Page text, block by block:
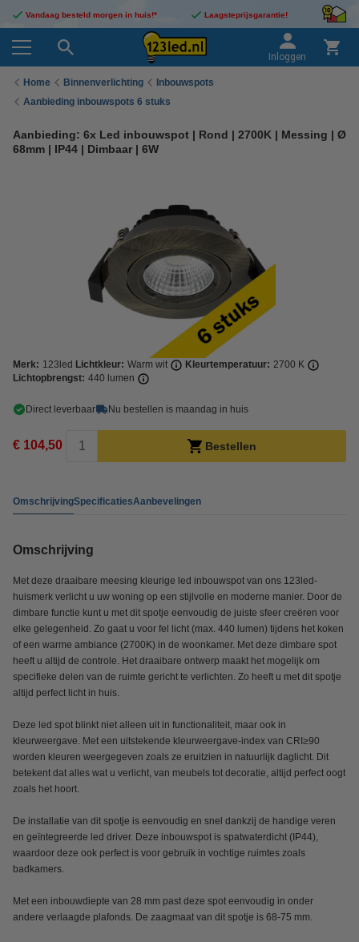
Vandaag besteld morgen in huis!* Laagsteprijsgarantie!
Inloggen
Home Binnenverlichting
Inbouwspots
Aanbieding inbouwspots 6 stuks
Aanbieding: 6x Led inbouwspot | Rond | 2700K | Messing | Ø
68mm | IP44 | Dimbaar | 6W
Merk: 123led Lichtkleur: Warm wit Kleurtemperatuur: 2700 K
Lichtopbrengst: 440 lumen
Direct leverbaar Nu bestellen is maandag in huis
€ 104,50 Bestellen
OmschrijvingSpecificatiesAanbevelingen
Omschrijving
Met deze draaibare meesing kleurige led inbouwspot van ons 123led-
huismerk verlicht u uw woning op een stijlvolle en moderne manier. Door de
dimbare functie kunt u met dit spotje eenvoudig de juiste sfeer creëren voor
elke gelegenheid. Zo gaat u voor fel licht (max. 440 lumen) tijdens het koken
of een warme ambiance (2700K) in de woonkamer. Met deze dimbare spot
heeft u altijd de controle. Het draaibare ontwerp maakt het mogelijk om
specifieke delen van de ruimte gericht te verlichten. Zo heeft u met dit spotje
altijd perfect licht in huis.
Deze led spot blinkt niet alleen uit in functionaliteit, maar ook in
kleurweergave. Met een uitstekende kleurweergave-index van CRI≥90
worden kleuren weergegeven zoals ze eruitzien in natuurlijk daglicht. Dit
betekent dat alles wat u verlicht, van meubels tot decoratie, altijd perfect oogt
zoals het hoort.
De installatie van dit spotje is eenvoudig en snel dankzij de handige veren
en geïntegreerde led driver. Deze inbouwspot is spatwaterdicht (IP44),
waardoor deze ook perfect is voor gebruik in vochtige ruimtes zoals
badkamers.
Met een inbouwdiepte van 28 mm past deze spot eenvoudig in onder
andere verlaagde plafonds. De zaagmaat van dit spotje is 68-75 mm.